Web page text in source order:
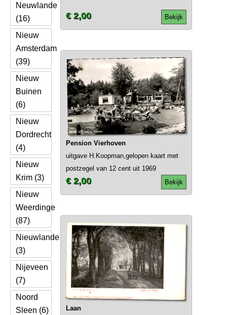
Neuwlande
(16)
Nieuw
Amsterdam
(39)
Nieuw
Buinen
(6)
Nieuw
Dordrecht
(4)
Nieuw
Krim (3)
Nieuw
Weerdinge
(87)
Nieuwlande
(3)
Nijeveen
(7)
Noord
Sleen (6)
Bekijk
€ 2,00
Pension Vierhoven
uitgave H.Koopman,gelopen kaart met
postzegel van 12 cent uit 1969
Bekijk
€ 2,00
Laan